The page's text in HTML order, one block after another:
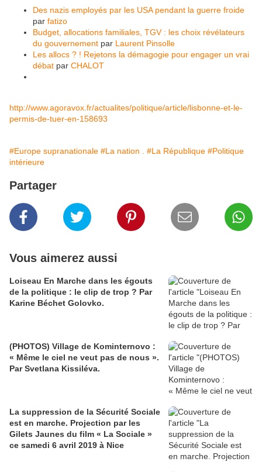
Des nazis employés par les USA pendant la guerre froide
par fatizo
Budget, allocations familiales, TGV : les choix révélateurs
du gouvernement par Laurent Pinsolle
Les allocs ? ! Rejetons la démagogie pour engager un vrai
débat par CHALOT
http://www.agoravox.fr/actualites/politique/article/lisbonne-et-le-
permis-de-tuer-en-158693
#Europe supranationale #La nation . #La République #Politique
intérieure
Partager
Vous aimerez aussi
Loiseau En Marche dans les égouts
de la politique : le clip de trop ? Par
Karine Béchet Golovko.
(PHOTOS) Village de Kominternovo :
« Même le ciel ne veut pas de nous ».
Par Svetlana Kissiléva.
La suppression de la Sécurité Sociale
est en marche. Projection par les
Gilets Jaunes du film « La Sociale »
ce samedi 6 avril 2019 à Nice